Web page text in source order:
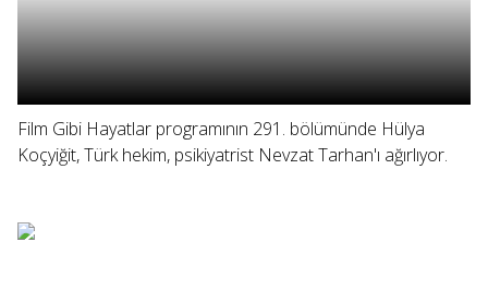
Film Gibi Hayatlar programının 291. bölümünde Hülya
Koçyiğit, Türk hekim, psikiyatrist Nevzat Tarhan'ı ağırlıyor.